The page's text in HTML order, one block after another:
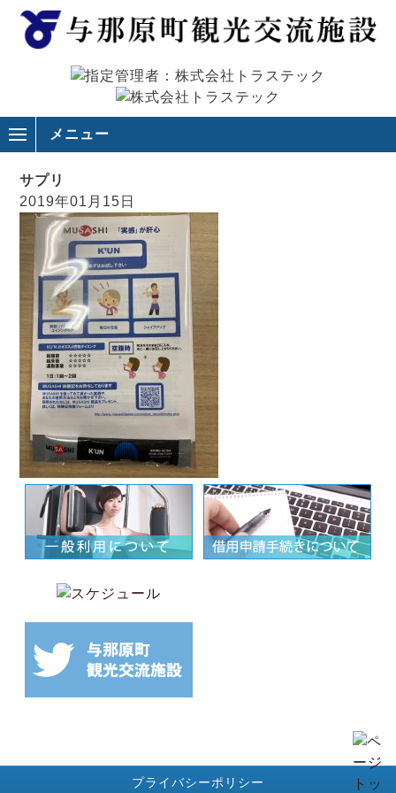
メニュー
サプリ
2019年01月15日
プライバシーポリシー